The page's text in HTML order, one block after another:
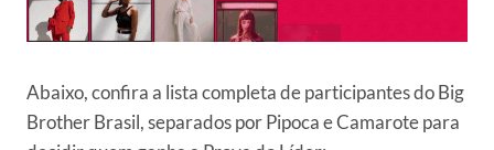
Abaixo, confira a lista completa de participantes do Big
Brother Brasil, separados por Pipoca e Camarote para